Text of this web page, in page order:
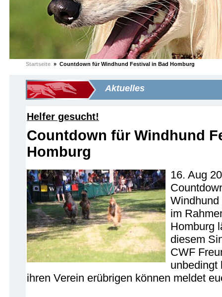
Startseite » Countdown für Windhund Festival in Bad Homburg
Aktuelles
Helfer gesucht!
Countdown für Windhund
Homburg
16. Aug
im
Homburg
diesem
CWF
unbedingt
ihren Verein erübrigen können meldet